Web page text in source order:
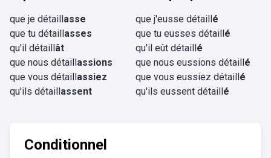
que je détaillasse
que tu détaillasses
qu'il détaillât
que nous détaillassions
que vous détaillassiez
qu'ils détaillassent
que j'eusse détaillé
que tu eusses détaillé
qu'il eût détaillé
que nous eussions détaillé
que vous eussiez détaillé
qu'ils eussent détaillé
Conditionnel